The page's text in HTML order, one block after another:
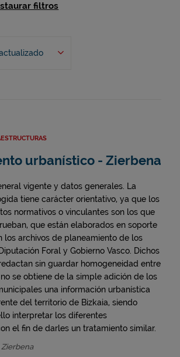
filtros
urbanístico - Zierbena
vigente y datos generales. La
tiene carácter orientativo, ya que los
normativos o vinculantes son los que
que están elaborados en soporte
los archivos de planeamiento de los
Foral y Gobierno Vasco. Dichos
sin guardar homogeneidad entre
se obtiene de la simple adición de los
una información urbanística
del territorio de Bizkaia, siendo
interpretar los diferentes
el fin de darles un tratamiento similar.